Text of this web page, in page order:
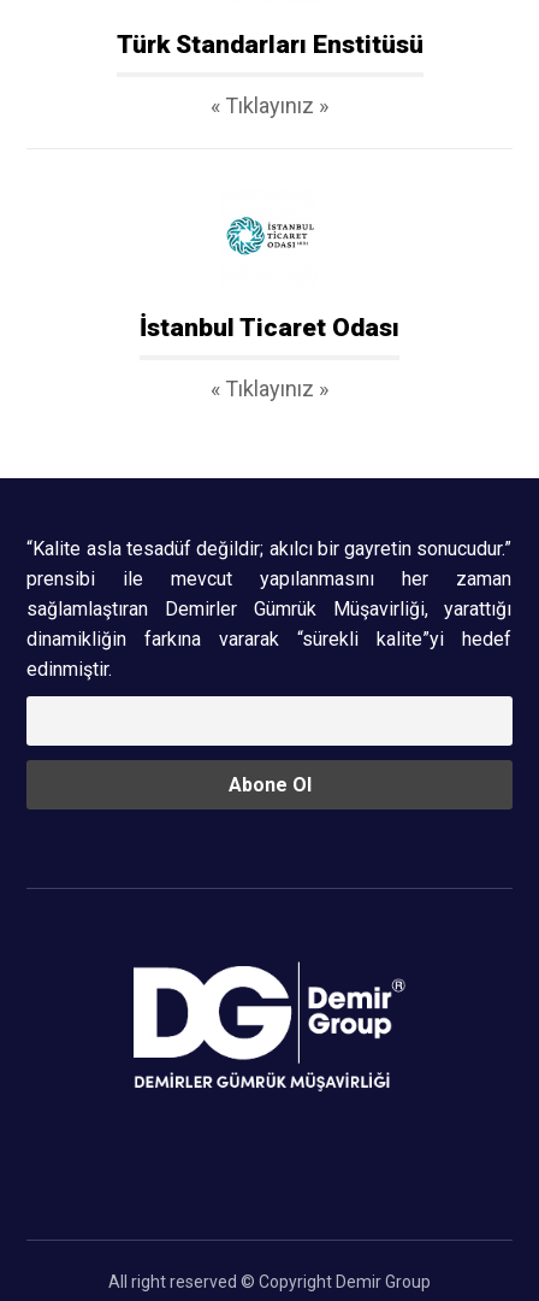
Türk Standarları Enstitüsü
« Tıklayınız »
İstanbul Ticaret Odası
« Tıklayınız »
“Kalite asla tesadüf değildir; akılcı bir gayretin sonucudur.”
prensibi ile mevcut yapılanmasını her zaman
sağlamlaştıran Demirler Gümrük Müşavirliği, yarattığı
dinamikliğin farkına vararak “sürekli kalite”yi hedef
edinmiştir.
All right reserved © Copyright Demir Group